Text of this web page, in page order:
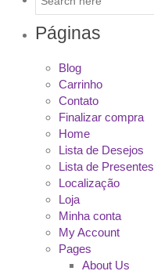
Páginas
Blog
Carrinho
Contato
Finalizar compra
Home
Lista de Desejos
Lista de Presentes
Localização
Loja
Minha conta
My Account
Pages
About Us